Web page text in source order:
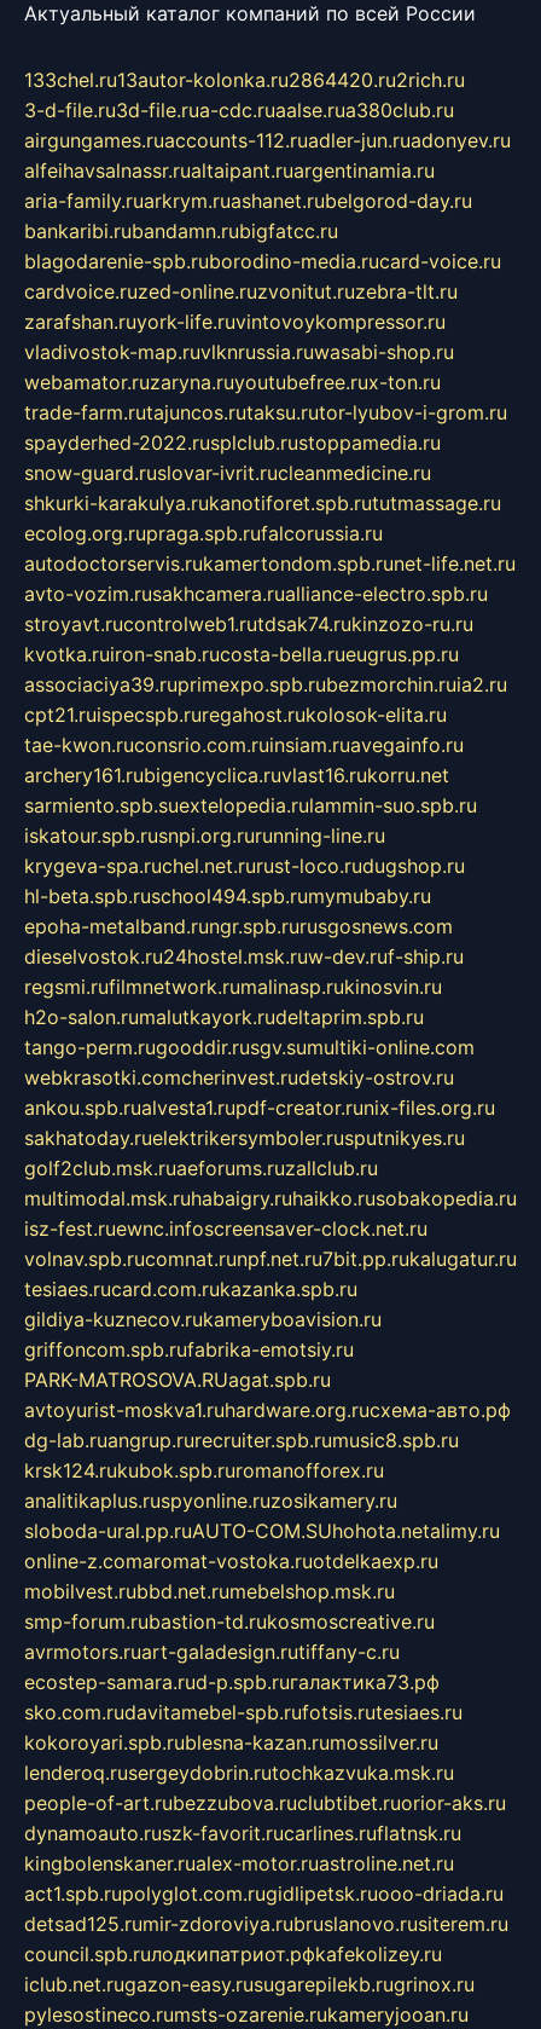
Актуальный каталог компаний по всей России
133chel.ru13autor-kolonka.ru2864420.ru2rich.ru
3-d-file.ru3d-file.rua-cdc.ruaalse.rua380club.ru
airgungames.ruaccounts-112.ruadler-jun.ruadonyev.ru
alfeihavsalnassr.rualtaipant.ruargentinamia.ru
aria-family.ruarkrym.ruashanet.rubelgorod-day.ru
bankaribi.rubandamn.rubigfatcc.ru
blagodarenie-spb.ruborodino-media.rucard-voice.ru
cardvoice.ruzed-online.ruzvonitut.ruzebra-tlt.ru
zarafshan.ruyork-life.ruvintovoykompressor.ru
vladivostok-map.ruvlknrussia.ruwasabi-shop.ru
webamator.ruzaryna.ruyoutubefree.rux-ton.ru
trade-farm.rutajuncos.rutaksu.rutor-lyubov-i-grom.ru
spayderhed-2022.rusplclub.rustoppamedia.ru
snow-guard.ruslovar-ivrit.rucleanmedicine.ru
shkurki-karakulya.rukanotiforet.spb.rututmassage.ru
ecolog.org.rupraga.spb.rufalcorussia.ru
autodoctorservis.rukamertondom.spb.runet-life.net.ru
avto-vozim.rusakhcamera.rualliance-electro.spb.ru
stroyavt.rucontrolweb1.rutdsak74.rukinzozo-ru.ru
kvotka.ruiron-snab.rucosta-bella.rueugrus.pp.ru
associaciya39.ruprimexpo.spb.rubezmorchin.ruia2.ru
cpt21.ruispecspb.ruregahost.rukolosok-elita.ru
tae-kwon.ruconsrio.com.ruinsiam.ruavegainfo.ru
archery161.rubigencyclica.ruvlast16.rukorru.net
sarmiento.spb.suextelopedia.rulammin-suo.spb.ru
iskatour.spb.rusnpi.org.rurunning-line.ru
krygeva-spa.ruchel.net.rurust-loco.rudugshop.ru
hl-beta.spb.ruschool494.spb.rumymubaby.ru
epoha-metalband.rungr.spb.rurusgosnews.com
dieselvostok.ru24hostel.msk.ruw-dev.ruf-ship.ru
regsmi.rufilmnetwork.rumalinasp.rukinosvin.ru
h2o-salon.rumalutkayork.rudeltaprim.spb.ru
tango-perm.rugooddir.rusgv.sumultiki-online.com
webkrasotki.comcherinvest.rudetskiy-ostrov.ru
ankou.spb.rualvesta1.rupdf-creator.runix-files.org.ru
sakhatoday.ruelektrikersymboler.rusputnikyes.ru
golf2club.msk.ruaeforums.ruzallclub.ru
multimodal.msk.ruhabaigry.ruhaikko.rusobakopedia.ru
isz-fest.ruewnc.infoscreensaver-clock.net.ru
volnav.spb.rucomnat.runpf.net.ru7bit.pp.rukalugatur.ru
tesiaes.rucard.com.rukazanka.spb.ru
gildiya-kuznecov.rukameryboavision.ru
griffoncom.spb.rufabrika-emotsiy.ru
PARK-MATROSOVA.RUagat.spb.ru
avtoyurist-moskva1.ruhardware.org.ruсхема-авто.рф
dg-lab.ruangrup.rurecruiter.spb.rumusic8.spb.ru
krsk124.rukubok.spb.ruromanofforex.ru
analitikaplus.ruspyonline.ruzosikamery.ru
sloboda-ural.pp.ruAUTO-COM.SUhohota.netalimy.ru
online-z.comaromat-vostoka.ruotdelkaexp.ru
mobilvest.rubbd.net.rumebelshop.msk.ru
smp-forum.rubastion-td.rukosmoscreative.ru
avrmotors.ruart-galadesign.rutiffany-c.ru
ecostep-samara.rud-p.spb.ruгалактика73.рф
sko.com.rudavitamebel-spb.rufotsis.rutesiaes.ru
kokoroyari.spb.rublesna-kazan.rumossilver.ru
lenderoq.rusergeydobrin.rutochkazvuka.msk.ru
people-of-art.rubezzubova.ruclubtibet.ruorior-aks.ru
dynamoauto.ruszk-favorit.rucarlines.ruflatnsk.ru
kingbolenskaner.rualex-motor.ruastroline.net.ru
act1.spb.rupolyglot.com.rugidlipetsk.ruooo-driada.ru
detsad125.rumir-zdoroviya.rubruslanovo.rusiterem.ru
council.spb.ruлодкипатриот.рфkafekolizey.ru
iclub.net.rugazon-easy.rusugarepilekb.rugrinox.ru
pylesostineco.rumsts-ozarenie.rukameryjooan.ru